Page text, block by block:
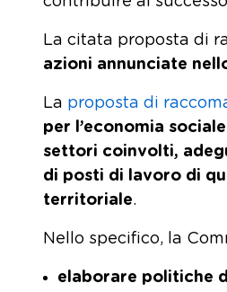
La citata proposta di
azioni annunciate
La proposta di
per l’economia sociale
settori coinvolti,
di posti di lavoro di
territoriale.
Nello specifico, la
elaborare politiche